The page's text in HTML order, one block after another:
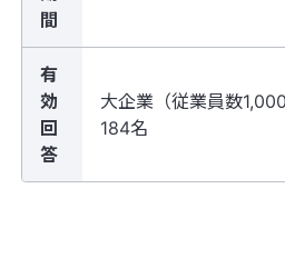
間
有
効
回
答
大企業（従業員数
184名